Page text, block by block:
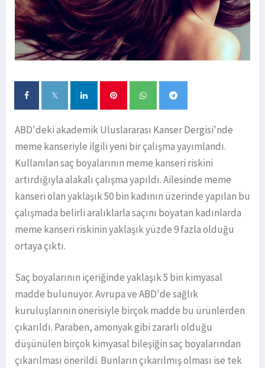
ABD'deki akademik Uluslararası Kanser Dergisi'nde
meme kanseriyle ilgili yeni bir çalışma yayımlandı.
Kullanılan saç boyalarının meme kanseri riskini
artırdığıyla alakalı çalışma yapıldı. Ailesinde meme
kanseri olan yaklaşık 50 bin kadının üzerinde yapılan bu
çalışmada belirli aralıklarla saçını boyatan kadınlarda
meme kanseri riskinin yaklaşık yüzde 9 fazla olduğu
ortaya çıktı.
Saç boyalarının içeriğinde yaklaşık 5 bin kimyasal
madde bulunuyor. Avrupa ve ABD'de sağlık
kuruluşlarının önerisiyle birçok madde bu ürünlerden
çıkarıldı. Paraben, amonyak gibi zararlı olduğu
düşünülen birçok kimyasal bileşiğin saç boyalarından
çıkarılması önerildi. Bunların çıkarılmış olması ise tek